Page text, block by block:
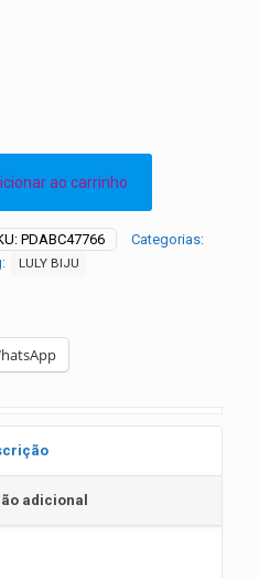
ao carrinho
PDABC47766
Categorias:
LULY BIJU
adicional